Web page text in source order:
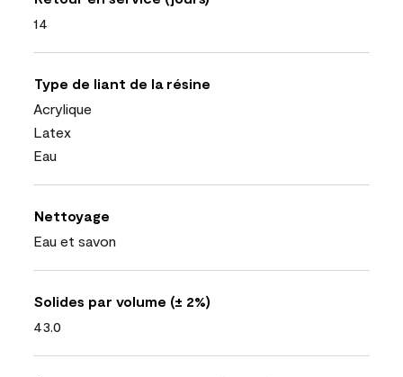
14
Type de liant de la résine
Acrylique
Latex
Eau
Nettoyage
Eau et savon
Solides par volume (± 2%)
43.0